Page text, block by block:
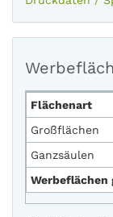
Flächenart
Großflächen
Ganzsäulen
Werbeflächen